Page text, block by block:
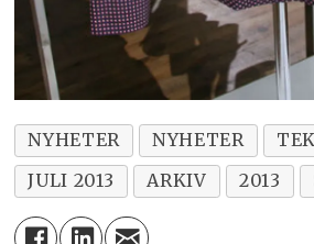
NYHETER NYHETER
JULI 2013
ARKIV 2013